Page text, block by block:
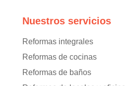
Nuestros servicios
Reformas integrales
Reformas de cocinas
Reformas de baños